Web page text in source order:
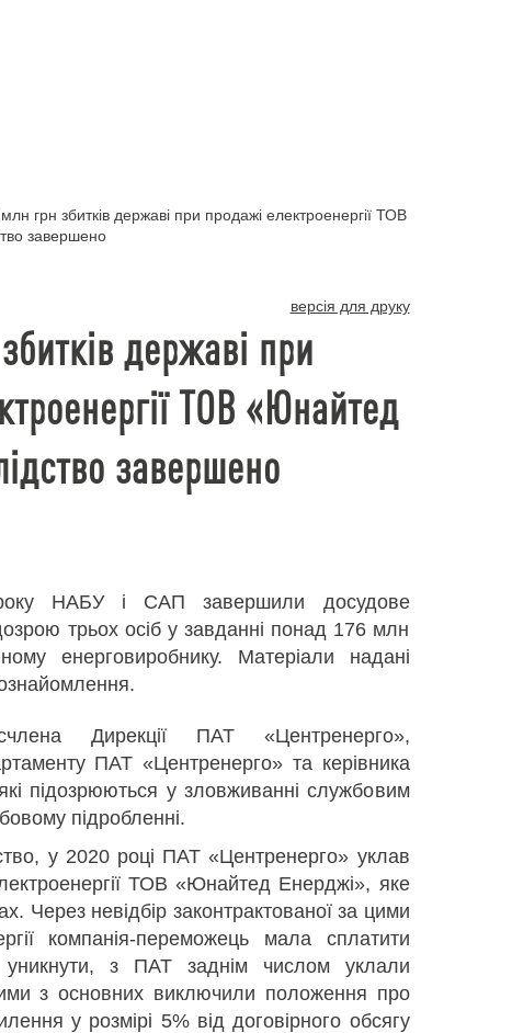
грн збитків державі при продажі електроенергії ТОВ
завершено
версія для друку
державі при
ТОВ «Юнайтед
завершено
НАБУ і САП завершили досудове
трьох осіб у завданні понад 176 млн
енерговиробнику. Матеріали надані
Дирекції ПАТ «Центренерго»,
ПАТ «Центренерго» та керівника
підозрюються у зловживанні службовим
підробленні.
у 2020 році ПАТ «Центренерго» уклав
ТОВ «Юнайтед Енерджі», яке
Через невідбір законтрактованої за цими
компанія-переможець мала сплатити
з ПАТ заднім числом уклали
з основних виключили положення про
у розмірі 5% від договірного обсягу